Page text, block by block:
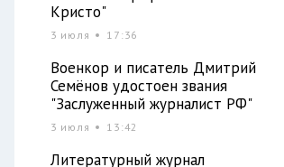
Кристо"
3 июля 17:36
Военкор и писатель Дмитрий
Семёнов удостоен звания
"Заслуженный журналист РФ"
3 июля 13:42
Литературный журнал